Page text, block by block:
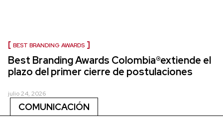
BEST BRANDING AWARDS
Best Branding Awards Colombia®extiende el
plazo del primer cierre de postulaciones
julio 24, 2026
COMUNICACIÓN